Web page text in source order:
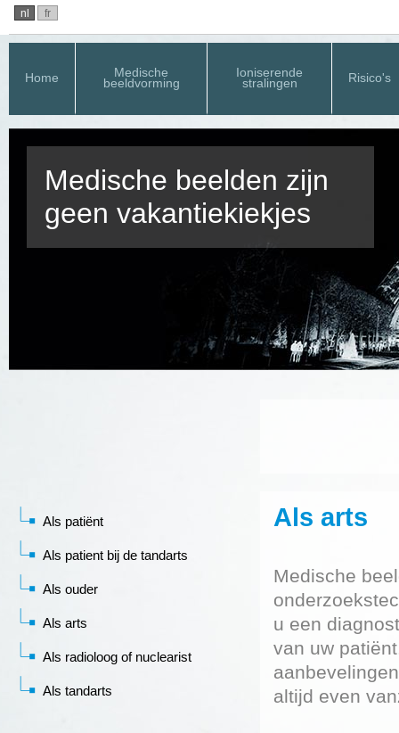
nl fr
Home Medische
beeldvorming
Ioniserende
stralingen Risico's
Medische beelden zijn
geen vakantiekiekjes
Als patiënt
Als patient bij de tandarts
Als ouder
Als arts
Als radioloog of nuclearist
Als tandarts
Als arts
Medische
u een
van uw
altijd even